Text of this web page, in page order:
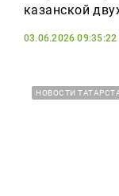
казанской
03.06.2026 09:35:22
НОВОСТИ